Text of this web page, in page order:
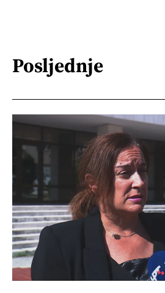
Posljednje